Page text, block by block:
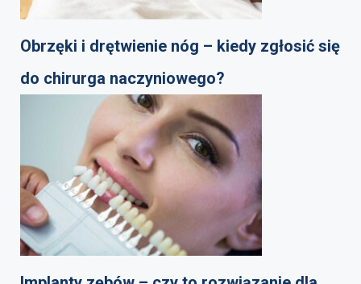
Obrzęki i drętwienie nóg – kiedy zgłosić się
do chirurga naczyniowego?